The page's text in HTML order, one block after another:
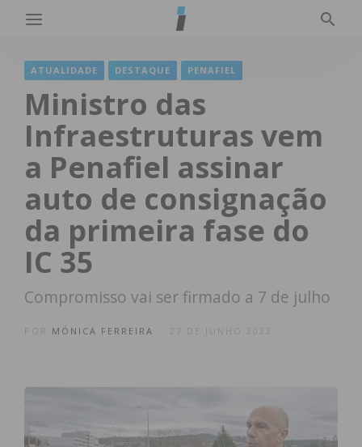
ATUALIDADE DESTAQUE PENAFIEL
Ministro das
Infraestruturas vem
a Penafiel assinar
auto de consignação
da primeira fase do
IC 35
Compromisso vai ser firmado a 7 de julho
MÓNICA FERREIRA 27 DE JUNHO 2022